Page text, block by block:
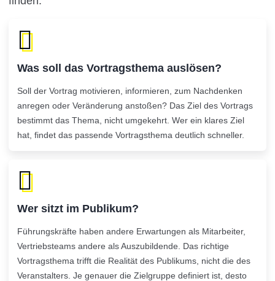
Was soll das Vortragsthema auslösen?
Soll der Vortrag motivieren, informieren, zum Nachdenken
anregen oder Veränderung anstoßen? Das Ziel des Vortrags
bestimmt das Thema, nicht umgekehrt. Wer ein klares Ziel
hat, findet das passende Vortragsthema deutlich schneller.
Wer sitzt im Publikum?
Führungskräfte haben andere Erwartungen als Mitarbeiter,
Vertriebsteams andere als Auszubildende. Das richtige
Vortragsthema trifft die Realität des Publikums, nicht die des
Veranstalters. Je genauer die Zielgruppe definiert ist, desto